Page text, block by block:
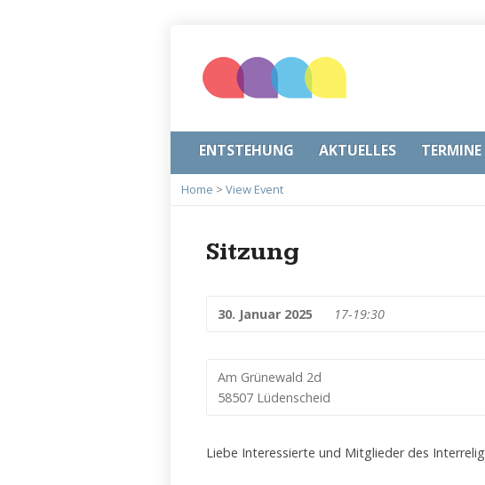
ENTSTEHUNG AKTUELLES TERMINE
Home > View Event
Sitzung
30. Januar 2025 17-19:30
Am Grünewald 2d
58507 Lüdenscheid
Liebe Interessierte und Mitglieder des